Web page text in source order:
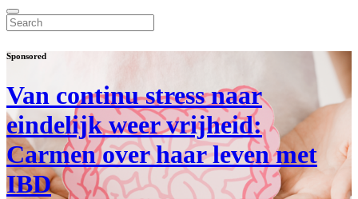
Sponsored
Van continu stress naar
eindelijk weer vrijheid:
Carmen over haar leven met
IBD